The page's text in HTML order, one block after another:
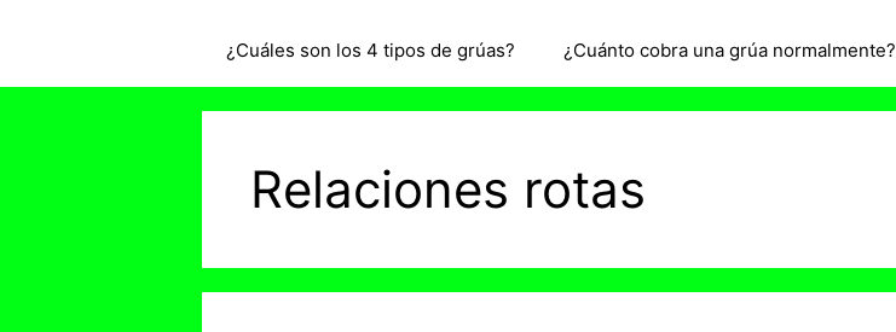
¿Cuáles son los 4 tipos de grúas? ¿Cuánto cobra una grúa normalmente?
Relaciones rotas